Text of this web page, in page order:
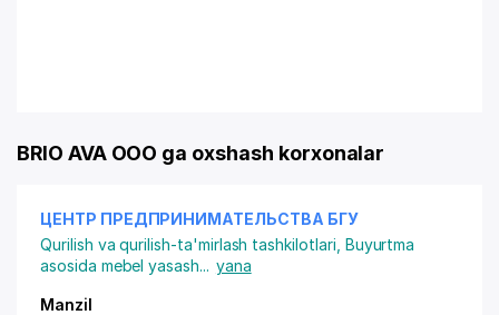
BRIO AVA OOO ga oxshash korxonalar
ЦЕНТР ПРЕДПРИНИМАТЕЛЬСТВА БГУ
Qurilish va qurilish-ta'mirlash tashkilotlari Buyurtma
asosida mebel yasash... yana
Manzil